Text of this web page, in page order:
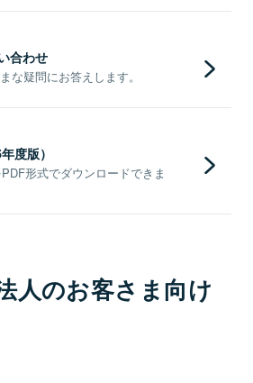
合わせ
な疑問にお答えします。
度版）
形式でダウンロードできま
人のお客さま向け